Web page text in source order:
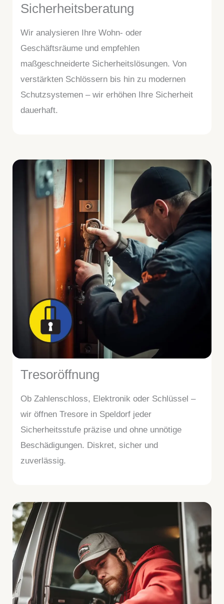
Sicherheitsberatung
Wir analysieren Ihre Wohn- oder
Geschäftsräume und empfehlen
maßgeschneiderte Sicherheitslösungen. Von
verstärkten Schlössern bis hin zu modernen
Schutzsystemen – wir erhöhen Ihre Sicherheit
dauerhaft.
Tresoröffnung
Ob Zahlenschloss, Elektronik oder Schlüssel –
wir öffnen Tresore in Speldorf jeder
Sicherheitsstufe präzise und ohne unnötige
Beschädigungen. Diskret, sicher und
zuverlässig.